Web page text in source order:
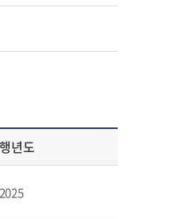
년도
2025